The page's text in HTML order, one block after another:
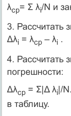
λср= Σ λi/N и
3. Рассчитать
Δλi= λср– λi.
4. Рассчитать
погрешности:
Δλср = Σ|Δ λi|/
в таблицу.